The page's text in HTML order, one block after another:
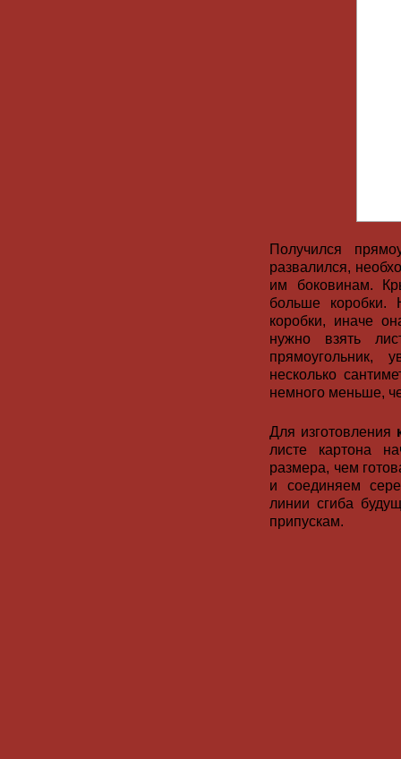
Получился
развалился,
им боковинам.
больше коробки.
коробки, иначе
нужно взять
прямоугольник,
несколько
немного меньше,
Для изготовления
листе картона
размера, чем
и соединяем
линии сгиба
припускам.